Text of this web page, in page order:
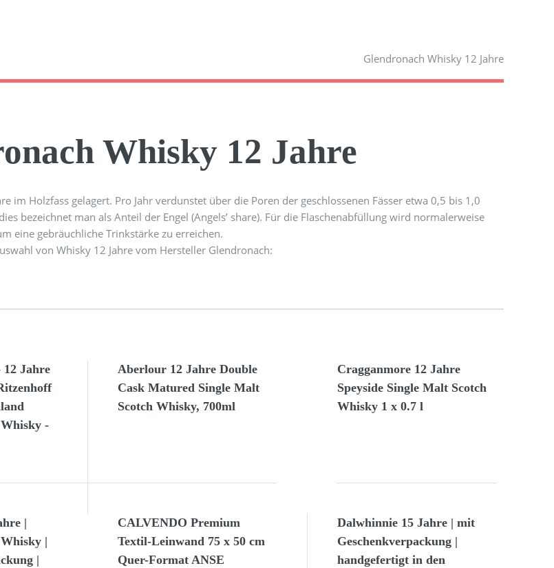
Glendronach Whisky 12 Jahre
Whisky 12 Jahre
im Holzfass gelagert. Pro Jahr verdunstet über die Poren der geschlossenen Fässer etwa 0,5 bis 1,0
bezeichnet man als Anteil der Engel (Angels’ share). Für die Flaschenabfüllung wird normalerweise
eine gebräuchliche Trinkstärke zu erreichen.
von Whisky 12 Jahre vom Hersteller Glendronach:
12 Jahre
-
Aberlour 12 Jahre Double
Cask Matured Single Malt
Scotch Whisky, 700ml
Cragganmore 12 Jahre
Speyside Single Malt Scotch
Whisky 1 x 0.7 l
|
|
|
CALVENDO Premium
Textil-Leinwand 75 x 50 cm
Quer-Format ANSE
Dalwhinnie 15 Jahre | mit
Geschenkverpackung |
handgefertigt in den